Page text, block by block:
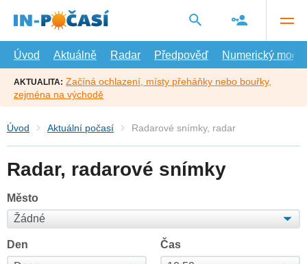
hlavní
Úvod
Aktuálně Radar Předpověď Numerický model
AKTUALITA: Začíná ochlazení, místy přeháňky nebo bouřky,
zejména na východě
Úvod Aktuální počasí Radarové snímky, radar
Radar, radarové snímky
Město
Den Čas